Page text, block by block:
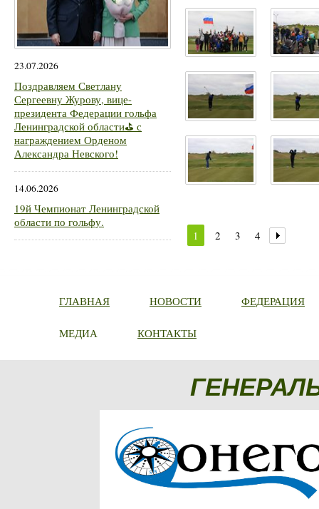
23.07.2026
Поздравляем Светлану
Сергеевну Журову, вице-
президента Федерации гольфа
Ленинградской области⛳ с
награждением Орденом
Александра Невского!
14.06.2026
19й Чемпионат Ленинградской
области по гольфу.
1
2 3 4
ГЛАВНАЯ НОВОСТИ ФЕДЕРАЦИЯ
МЕДИА КОНТАКТЫ